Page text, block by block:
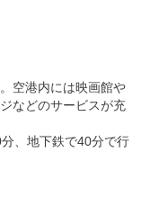
空港内には映画館や
などのサービスが充
、地下鉄で40分で行